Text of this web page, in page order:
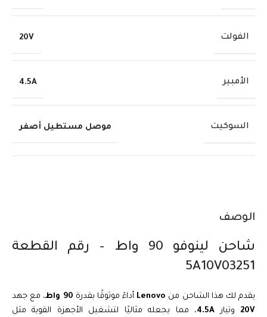
الوصف
شاحن لينوفو 90 واط – رقم القطعة
5A10V03251
يقدم لك هذا الشاحن من Lenovo أداءً موثوقًا بقدرة 90 واط
، مع جهد
20V وتيار 4.5A، مما يجعله مثاليًا لتشغيل الأجهزة القوية مثل
الفولت 20V
الأمبير 4.5A
السوكيت موصل مستطيل أصفر